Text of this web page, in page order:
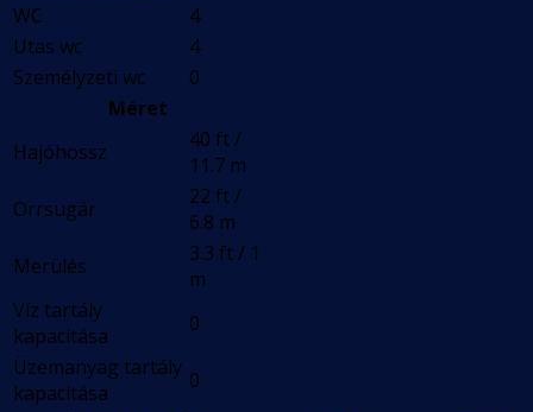
WC
4
Utas wc
4
Személyzeti wc
0
Méret
Hajóhossz
40 ft /
11.7 m
Orrsugár
22 ft /
6.8 m
Merülés
3.3 ft / 1
m
Víz tartály
kapacitása
0
Üzemanyag tartály
kapacitása
0